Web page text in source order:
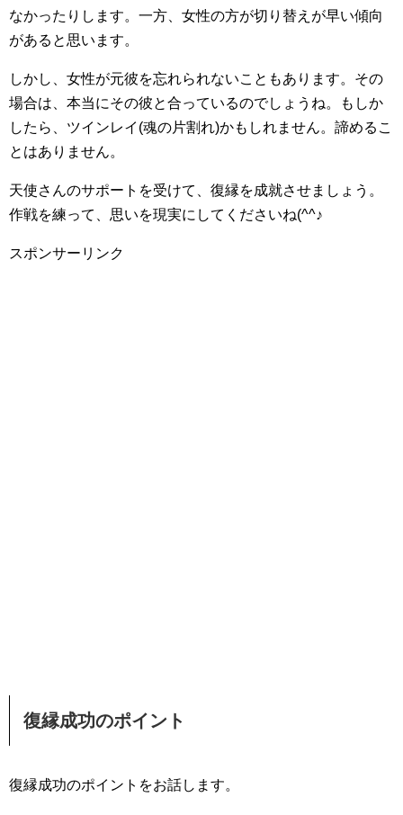
なかったりします。一方、女性の方が切り替えが早い傾向
があると思います。
しかし、女性が元彼を忘れられないこともあります。その
場合は、本当にその彼と合っているのでしょうね。もしか
したら、ツインレイ(魂の片割れ)かもしれません。諦めるこ
とはありません。
天使さんのサポートを受けて、復縁を成就させましょう。
作戦を練って、思いを現実にしてくださいね(^^♪
スポンサーリンク
復縁成功のポイント
復縁成功のポイントをお話します。